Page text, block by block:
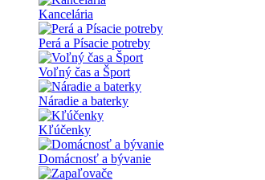
Kancelária
Perá a Písacie potreby
Voľný čas a Šport
Náradie a baterky
Kľúčenky
Domácnosť a bývanie